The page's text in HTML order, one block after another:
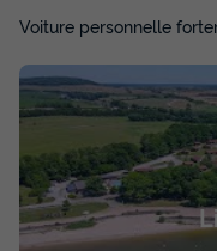
Voiture personnelle